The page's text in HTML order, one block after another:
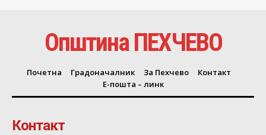
Општина ПЕХЧЕВО
Почетна Градоначалник За Пехчево
Контакт
Е-пошта – линк
Контакт